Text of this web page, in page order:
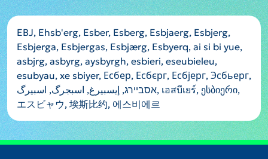
EBJ, Ehsb'erg, Esber, Esberg, Esbjaerg, Esbjerg,
Esbjerga, Esbjergas, Esbjærg, Esbyerq, ai si bi yue,
asbjrg, asbyrg, aysbyrgh, esbieri, eseubieleu,
esubyau, xe sbiyer, Есбер, Есбєрг, Есбјерг, Эсбьерг,
אסביירג, إيسبيرغ, اسبجرگ, اسبیرگ, เอสบีเยร์, ესბიერი,
エスビャウ, 埃斯比约, 에스비에르